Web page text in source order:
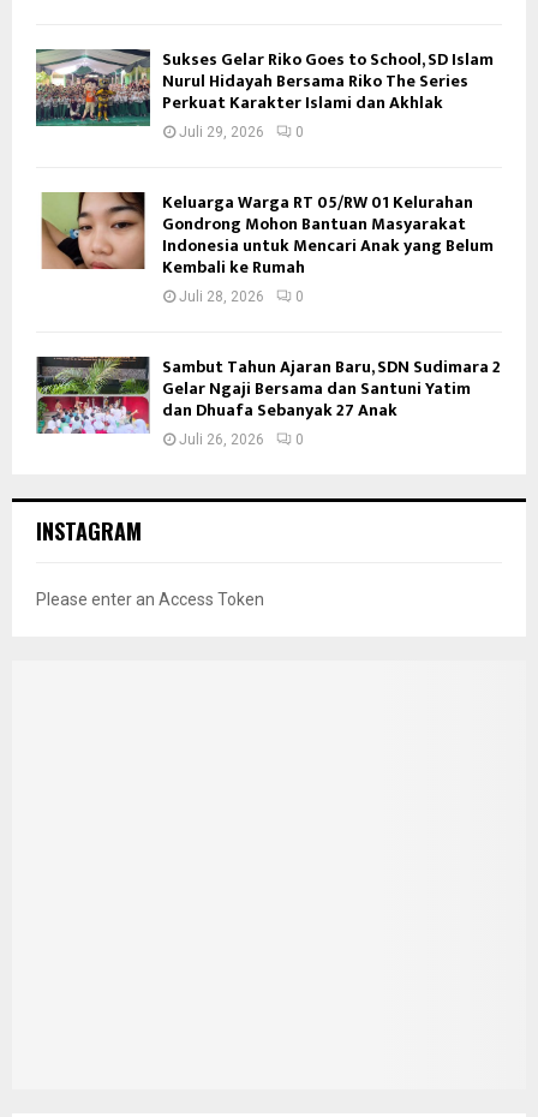
Sukses Gelar Riko Goes to School, SD Islam
Nurul Hidayah Bersama Riko The Series
Perkuat Karakter Islami dan Akhlak
Juli 29, 2026 0
Keluarga Warga RT 05/RW 01 Kelurahan
Gondrong Mohon Bantuan Masyarakat
Indonesia untuk Mencari Anak yang Belum
Kembali ke Rumah
Juli 28, 2026 0
Sambut Tahun Ajaran Baru, SDN Sudimara 2
Gelar Ngaji Bersama dan Santuni Yatim
dan Dhuafa Sebanyak 27 Anak
Juli 26, 2026 0
INSTAGRAM
Please enter an Access Token